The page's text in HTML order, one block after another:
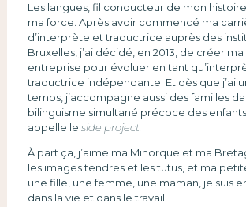
Les langues, fil conducteur de mon
ma force. Après avoir commencé ma
d’interprète et traductrice auprès des
Bruxelles, j’ai décidé, en 2013, de créer
entreprise pour évoluer en tant
traductrice indépendante. Et dès que j’ai
temps, j’accompagne aussi des familles
bilinguisme simultané précoce des
appelle le side project.
À part ça, j’aime ma Minorque et ma
les images tendres et les tutus, et ma
une fille, une femme, une maman, je suis
dans la vie et dans le travail.